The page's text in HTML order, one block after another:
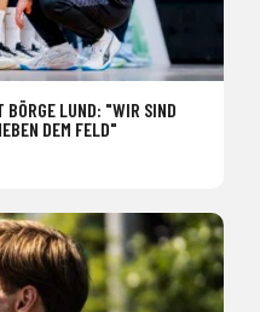
BÖRGE LUND: "WIR SIND
DEM FELD"